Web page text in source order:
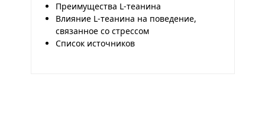
Преимущества L-теанина
Влияние L-теанина на поведение,
связанное со стрессом
Список источников